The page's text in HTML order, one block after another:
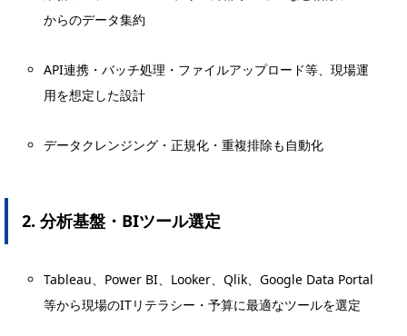
からのデータ集約
API連携・バッチ処理・ファイルアップロード等、現場運
用を想定した設計
データクレンジング・正規化・重複排除も自動化
2. 分析基盤・BIツール選定
Tableau、Power BI、Looker、Qlik、Google Data Portal
等から現場のITリテラシー・予算に最適なツールを選定